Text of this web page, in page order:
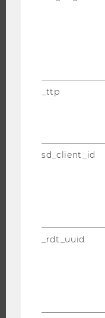
INTERNATIONALE UND
ANGEBOTE FÜR
IMPACT DER
_ttp
sd_client_id
_rdt_uuid